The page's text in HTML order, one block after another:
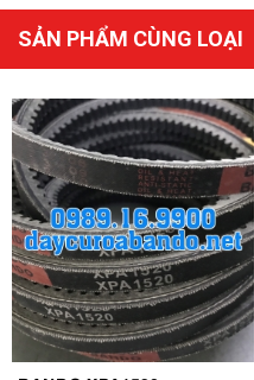
SẢN PHẨM CÙNG LOẠI